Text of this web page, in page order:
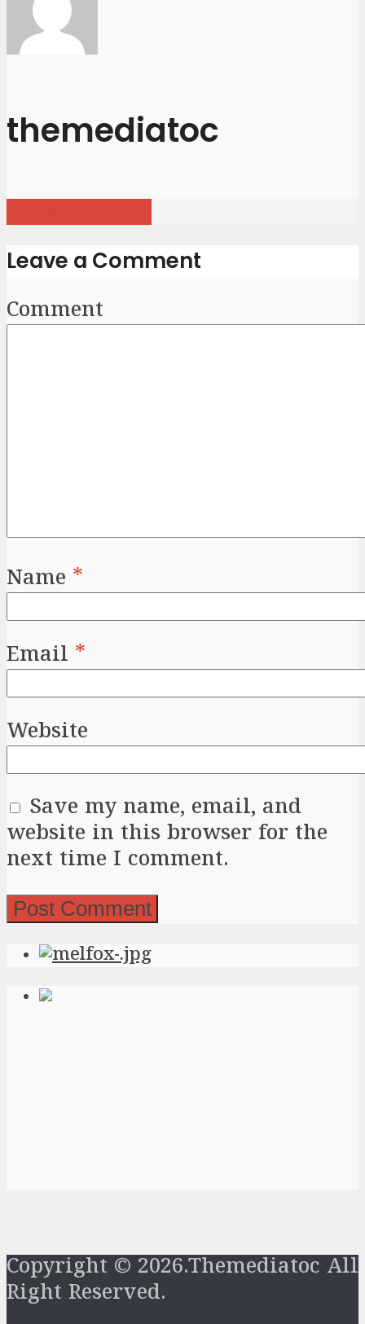
themediatoc
Leave a Comment
Comment
Name *
Email *
Website
Save my name, email, and
website in this browser for the
next time I comment.
Copyright © 2026.Themediatoc All
Right Reserved.